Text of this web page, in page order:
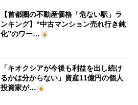
【首都圏の不動産価格「危ない駅」ラ
ンキング】“中古マンション売れ行き鈍
化”のワー…
「キオクシアが今後も利益を出し続け
るかは分からない」資産11億円の個人
投資家が…